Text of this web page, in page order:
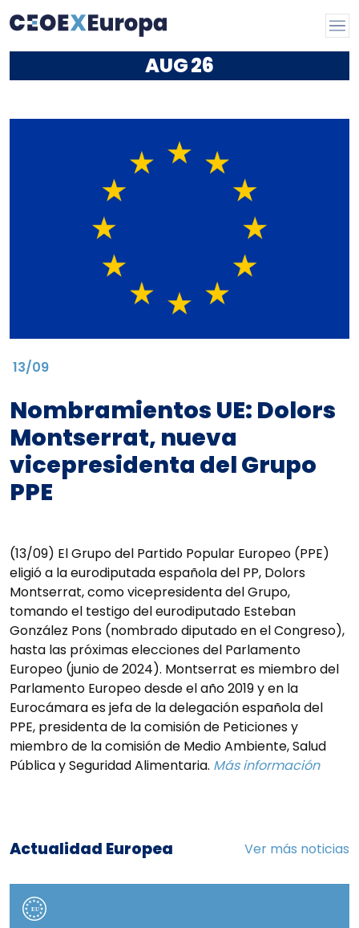
AUG26
13/09
Nombramientos UE: Dolors
Montserrat, nueva
vicepresidenta del Grupo
PPE
(13/09) El Grupo del Partido Popular Europeo (PPE)
eligió a la eurodiputada española del PP, Dolors
Montserrat, como vicepresidenta del Grupo,
tomando el testigo del eurodiputado Esteban
González Pons (nombrado diputado en el Congreso),
hasta las próximas elecciones del Parlamento
Europeo (junio de 2024). Montserrat es miembro del
Parlamento Europeo desde el año 2019 y en la
Eurocámara es jefa de la delegación española del
PPE, presidenta de la comisión de Peticiones y
miembro de la comisión de Medio Ambiente, Salud
Pública y Seguridad Alimentaria. Más información
Actualidad Europea Ver más noticias